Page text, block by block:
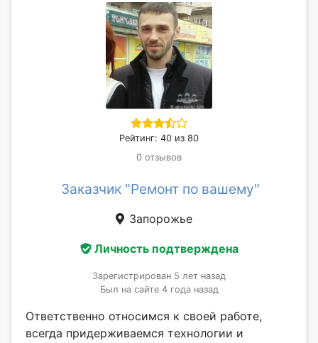
Рейтинг: 40 из 80
0 отзывов
Заказчик "Ремонт по вашему"
Запорожье
Личность подтверждена
Зарегистрирован 5 лет назад
Был на сайте 4 года назад
Ответственно относимся к своей работе,
всегда придерживаемся технологии и